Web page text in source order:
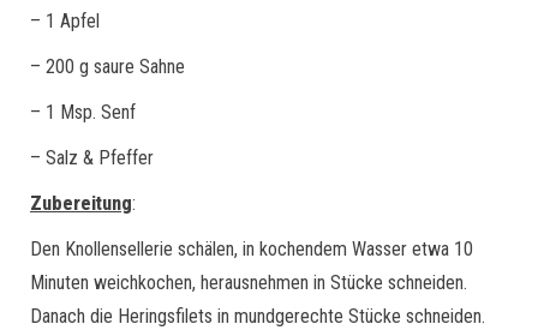
– 1 Apfel
– 200 g saure Sahne
– 1 Msp. Senf
– Salz & Pfeffer
Zubereitung:
Den Knollensellerie schälen, in kochendem Wasser etwa 10
Minuten weichkochen, herausnehmen in Stücke schneiden.
Danach die Heringsfilets in mundgerechte Stücke schneiden.